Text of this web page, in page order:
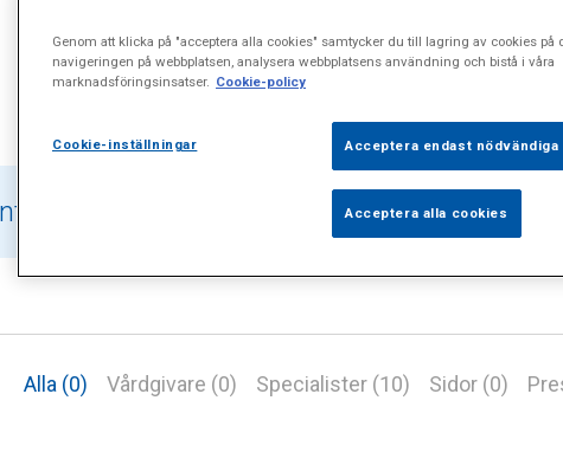
Alla (0) Vårdgivare (0) Specialister (10) Sidor (0)
Genom att klicka på "acceptera alla cookies" samtycker du till lagring av cookies på
navigeringen på webbplatsen, analysera webbplatsens användning och bistå i våra
marknadsföringsinsatser. Cookie-policy
Cookie-inställningar Acceptera endast nödvändiga
Acceptera alla cookies